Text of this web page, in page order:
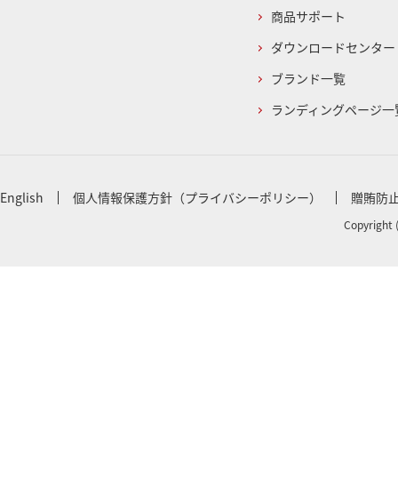
商品サポート
ダウンロードセンター
ブランド一覧
ランディングページ一
English 個人情報保護方針（プライバシーポリシー） 贈賄防
Copyright